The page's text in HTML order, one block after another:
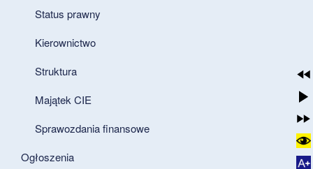
Status prawny
Kierownictwo
Struktura
Majątek CIE
Sprawozdania finansowe
Ogłoszenia